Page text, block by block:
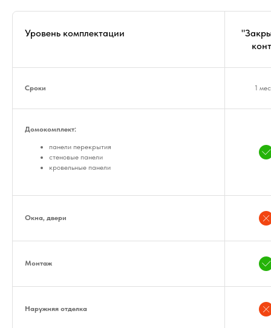
Уровень комплектации
Сроки 1
Домокомплект:
панели перекрытия
стеновые панели
кровельные панели
Окна, двери
Монтаж
Наружняя отделка